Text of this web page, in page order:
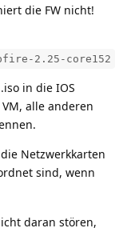
die FW nicht!
2.25-core152
in die IOS
alle anderen
Netzwerkkarten
sind, wenn
daran stören,